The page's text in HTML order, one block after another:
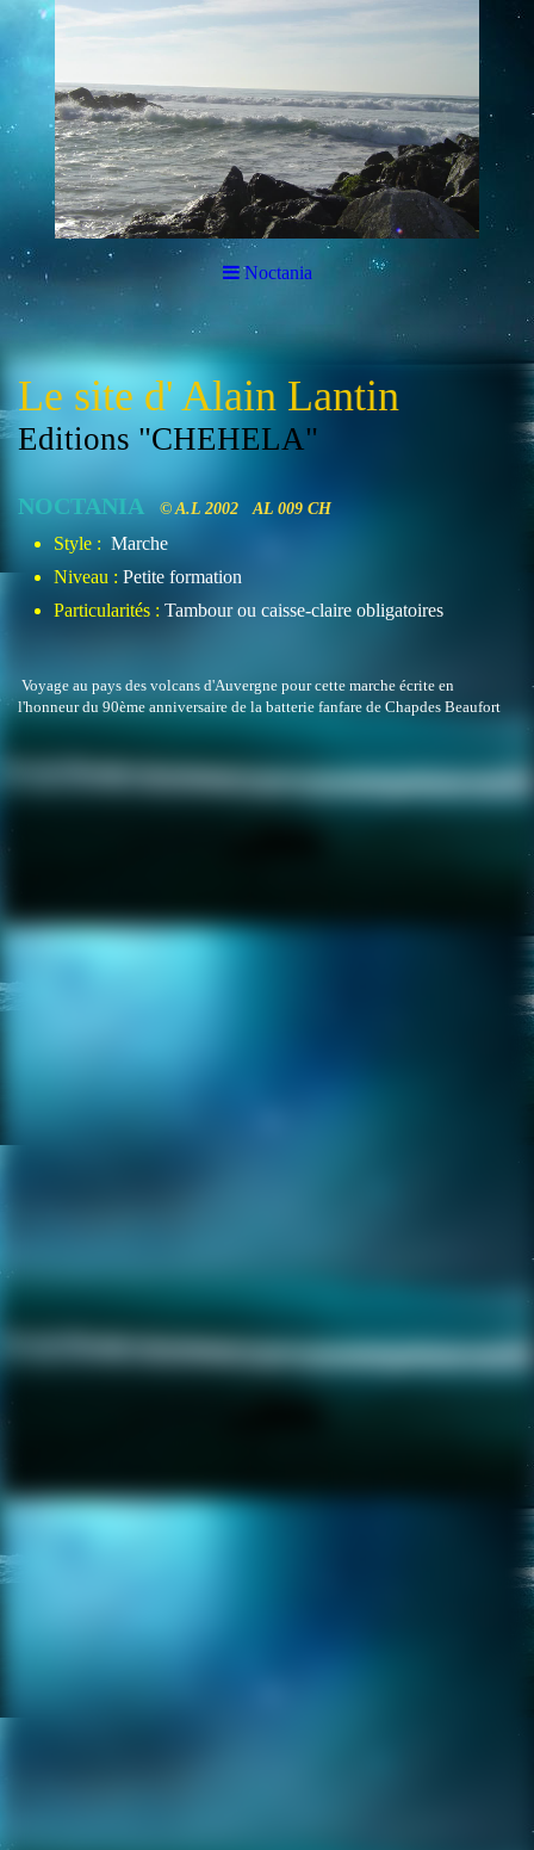
Noctania
Le site d' Alain Lantin
Editions "CHEHELA"
NOCTANIA © A.L 2002 AL 009 CH
Style : Marche
Niveau : Petite formation
Particularités : Tambour ou caisse-claire obligatoires
Voyage au pays des volcans d'Auvergne pour cette marche écrite en
l'honneur du 90ème anniversaire de la batterie fanfare de Chapdes Beaufort